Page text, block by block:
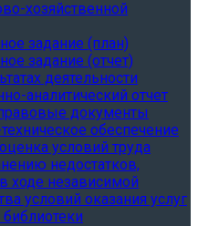
хозяйственной
задание (план)
задание (отчет)
деятельности
аналитический отчет
документы
обеспечение
условий труда
недостатков,
ходе независимой
условий оказания услуг